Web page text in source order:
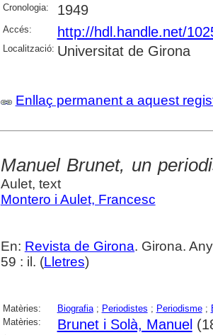
Cronologia: 1949
Accés: http://hdl.handle.net/
Localització: Universitat de Girona
Enllaç permanent a aquest
Manuel Brunet, un
Aulet, text
Montero i Aulet, Francesc
En: Revista de Girona. Girona.
59 : il. (Lletres)
Matèries: Biografia; Periodistes ; Periodisme;
Matèries:
Brunet i Solà, Manuel